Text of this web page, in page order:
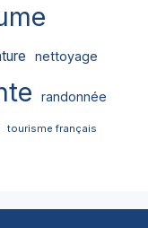
nettoyage
randonnée
tourisme français